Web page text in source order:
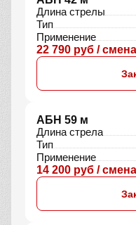
АБН 42 м
Длина стрелы
Тип
22 790 руб / смена